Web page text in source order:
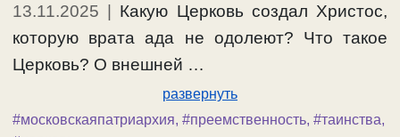
13.11.2025 | Какую Церковь создал Христос,
которую врата ада не одолеют? Что такое
Церковь? О внешней …
развернуть
#московскаяпатриархия, #преемственность, #таинства,